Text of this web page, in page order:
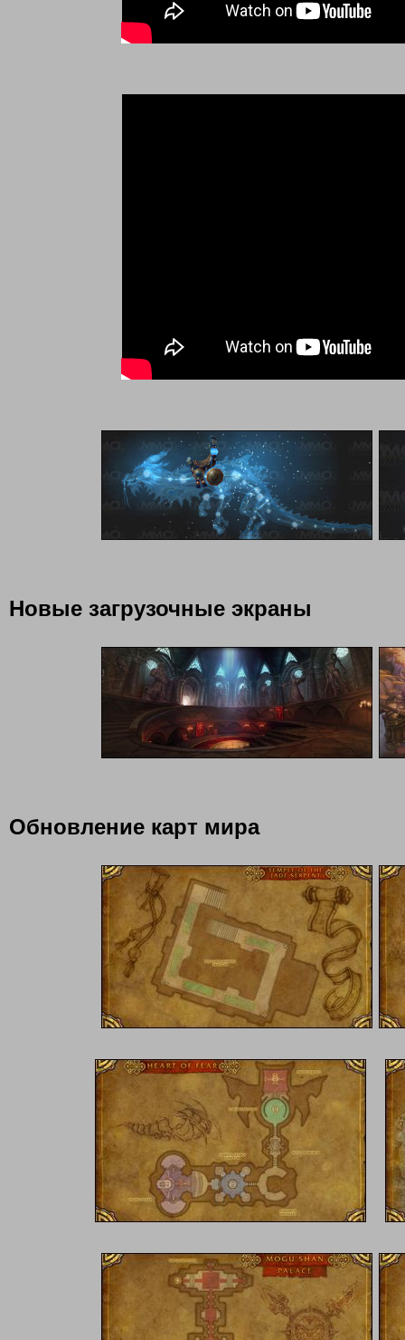
Новые загрузочные экраны
Обновление карт мира